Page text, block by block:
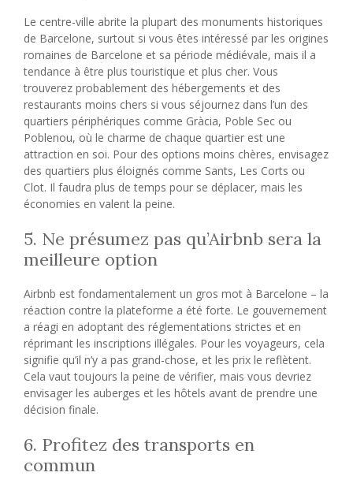
Le centre-ville abrite la plupart des monuments historiques
de Barcelone, surtout si vous êtes intéressé par les origines
romaines de Barcelone et sa période médiévale, mais il a
tendance à être plus touristique et plus cher. Vous
trouverez probablement des hébergements et des
restaurants moins chers si vous séjournez dans l’un des
quartiers périphériques comme Gràcia, Poble Sec ou
Poblenou, où le charme de chaque quartier est une
attraction en soi. Pour des options moins chères, envisagez
des quartiers plus éloignés comme Sants, Les Corts ou
Clot. Il faudra plus de temps pour se déplacer, mais les
économies en valent la peine.
5. Ne présumez pas qu’Airbnb sera la
meilleure option
Airbnb est fondamentalement un gros mot à Barcelone – la
réaction contre la plateforme a été forte. Le gouvernement
a réagi en adoptant des réglementations strictes et en
réprimant les inscriptions illégales. Pour les voyageurs, cela
signifie qu’il n’y a pas grand-chose, et les prix le reflètent.
Cela vaut toujours la peine de vérifier, mais vous devriez
envisager les auberges et les hôtels avant de prendre une
décision finale.
6. Profitez des transports en
commun